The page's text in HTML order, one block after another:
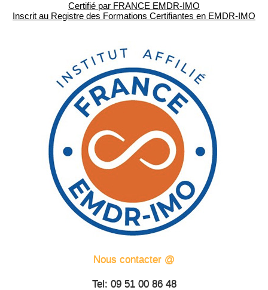
Certifié par FRANCE EMDR-IMO
Inscrit au Registre des Formations Certifiantes en EMDR-IMO
Nous contacter @
Tel: 09 51 00 86 48